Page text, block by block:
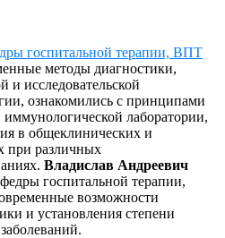
госпитальной терапии, ВПТ
методы диагностики,
и исследовательской
ознакомились с принципами
лаборатории,
в общеклинических и
при различных
Владислав Андреевич
госпитальной терапии,
возможности
и установления степени